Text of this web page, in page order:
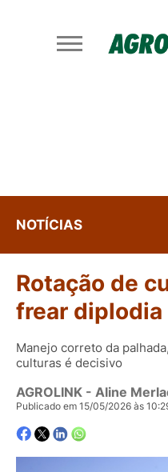
NOTÍCIAS
Rotação de
frear diplodia
Manejo correto da
culturas é decisivo
AGROLINK - Aline
Publicado em 15/05/2026 às